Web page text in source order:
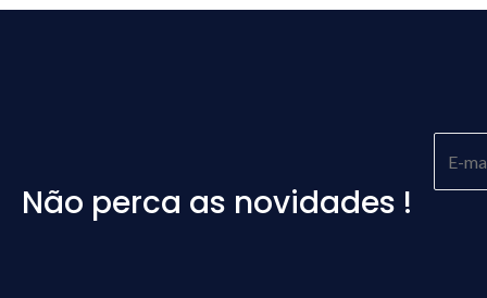
Não perca as novidades !